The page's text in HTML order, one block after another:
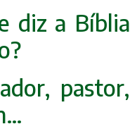
diz a Bíblia
pastor,